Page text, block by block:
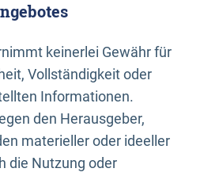
keinerlei Gewähr für
Vollständigkeit oder
Informationen.
den Herausgeber,
materieller oder ideeller
die Nutzung oder